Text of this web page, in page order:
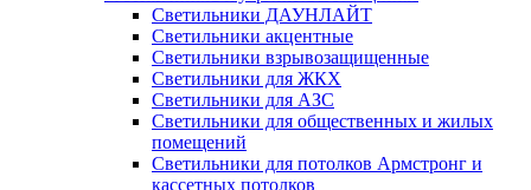
Светильники ДАУНЛАЙТ
Светильники акцентные
Светильники взрывозащищенные
Светильники для ЖКХ
Светильники для АЗС
Светильники для общественных и жилых
помещений
Светильники для потолков Армстронг и
кассетных потолков